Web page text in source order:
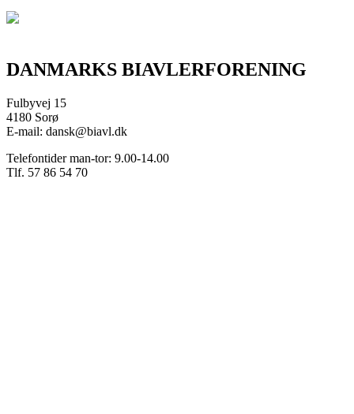
DANMARKS BIAVLERFORENING
Fulbyvej 15
4180 Sorø
E-mail: dansk@biavl.dk
Telefontider man-tor: 9.00-14.00
Tlf. 57 86 54 70